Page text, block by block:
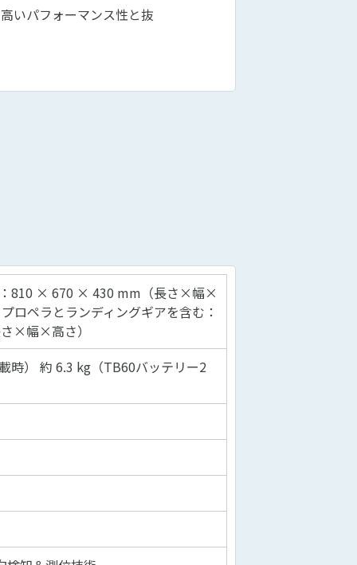
いパフォーマンス性と抜
：810 × 670 × 430 mm（長さ×幅×
ロペラとランディングギアを含む：
×幅×高さ）
時） 約 6.3 kg（TB60バッテリー2